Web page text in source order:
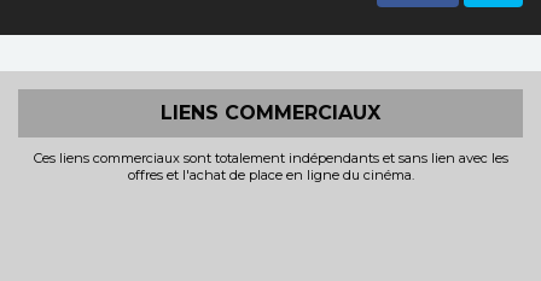
LIENS COMMERCIAUX
Ces liens commerciaux sont totalement indépendants et sans lien avec les
offres et l'achat de place en ligne du cinéma.